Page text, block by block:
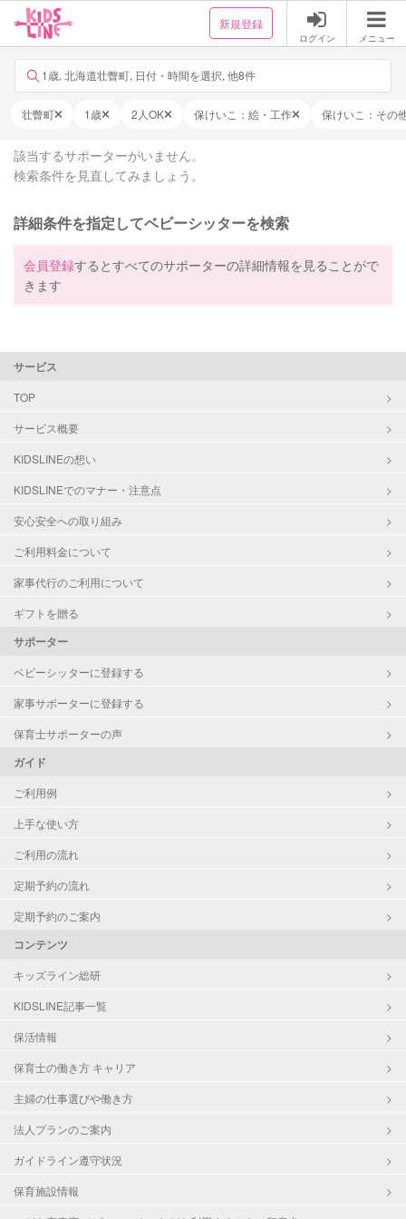
新規登録
ログイン メニュー
1歳, 北海道壮瞥町, 日付・時間を選択, 他8件
壮瞥町 1歳 2人OK 保けいこ：絵・工作 保けいこ：その
該当するサポーターがいません。
検索条件を見直してみましょう。
詳細条件を指定してベビーシッターを検索
会員登録するとすべてのサポーターの詳細情報を見ることがで
きます
サービス
TOP
サービス概要
KIDSLINEの想い
KIDSLINEでのマナー・注意点
安心安全への取り組み
ご利用料金について
家事代行のご利用について
ギフトを贈る
サポーター
ベビーシッターに登録する
家事サポーターに登録する
保育士サポーターの声
ガイド
ご利用例
上手な使い方
ご利用の流れ
定期予約の流れ
定期予約のご案内
コンテンツ
キッズライン総研
KIDSLINE記事一覧
保活情報
保育士の働き方 キャリア
主婦の仕事選びや働き方
法人プランのご案内
ガイドライン遵守状況
保育施設情報